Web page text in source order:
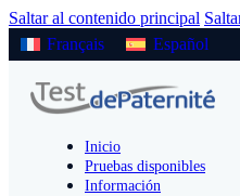
Saltar al contenido principal
Français
Español
Inicio
Pruebas disponibles
Información